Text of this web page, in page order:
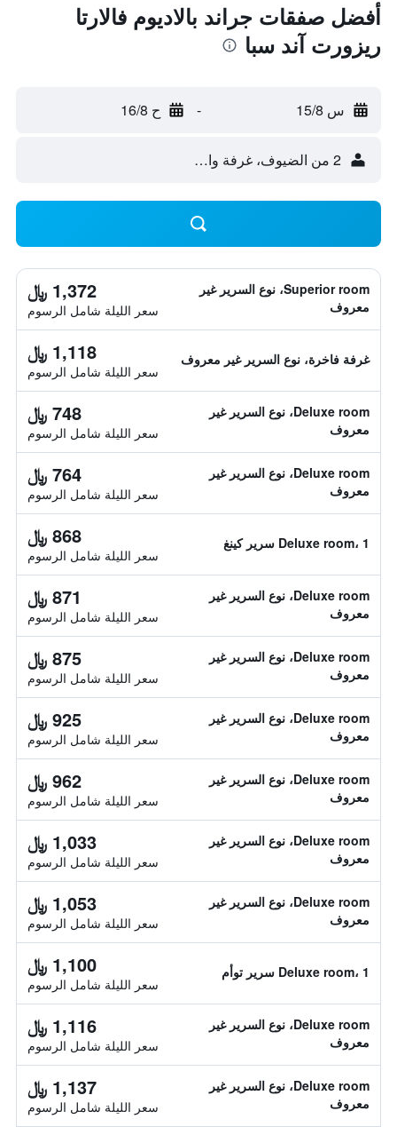
أفضل صفقات جراند بالاديوم فالارتا
ريزورت آند سبا
س 15/8 - ح 16/8
2 من الضيوف، غرفة واحدة
Superior room، نوع السرير غير
معروف
1,372 ﷼
سعر الليلة شامل الرسوم
غرفة فاخرة، نوع السرير غير معروف 1,118 ﷼
سعر الليلة شامل الرسوم
Deluxe room، نوع السرير غير
معروف
748 ﷼
سعر الليلة شامل الرسوم
Deluxe room، نوع السرير غير
معروف
764 ﷼
سعر الليلة شامل الرسوم
Deluxe room، 1 سرير كينغ 868 ﷼
سعر الليلة شامل الرسوم
Deluxe room، نوع السرير غير
معروف
871 ﷼
سعر الليلة شامل الرسوم
Deluxe room، نوع السرير غير
معروف
875 ﷼
سعر الليلة شامل الرسوم
Deluxe room، نوع السرير غير
معروف
925 ﷼
سعر الليلة شامل الرسوم
Deluxe room، نوع السرير غير
معروف
962 ﷼
سعر الليلة شامل الرسوم
Deluxe room، نوع السرير غير
معروف
1,033 ﷼
سعر الليلة شامل الرسوم
Deluxe room، نوع السرير غير
معروف
1,053 ﷼
سعر الليلة شامل الرسوم
Deluxe room، 1 سرير توأم 1,100 ﷼
سعر الليلة شامل الرسوم
Deluxe room، نوع السرير غير
معروف
1,116 ﷼
سعر الليلة شامل الرسوم
Deluxe room، نوع السرير غير
معروف
1,137 ﷼
سعر الليلة شامل الرسوم